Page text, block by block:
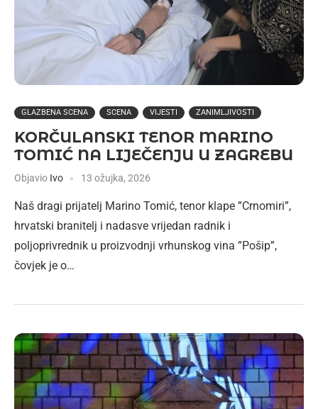
GLAZBENA SCENA SCENA VIJESTI ZANIMLJIVOSTI
KORČULANSKI TENOR MARINO
TOMIĆ NA LIJEČENJU U ZAGREBU
Objavio Ivo 13 ožujka, 2026
Naš dragi prijatelj Marino Tomić, tenor klape ”Crnomiri”,
hrvatski branitelj i nadasve vrijedan radnik i
poljoprivrednik u proizvodnji vrhunskog vina ”Pošip”,
čovjek je o…